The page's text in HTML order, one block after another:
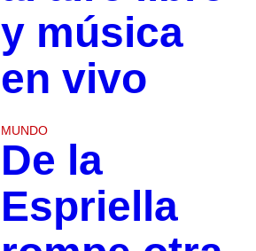
y música
en vivo
MUNDO
De la
Espriella